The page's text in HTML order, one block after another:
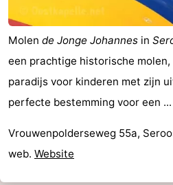
Molen de Jonge Johannes in
een prachtige historische
paradijs voor kinderen met zijn
perfecte bestemming voor een ...
Vrouwenpolderseweg 55a,
web. Website